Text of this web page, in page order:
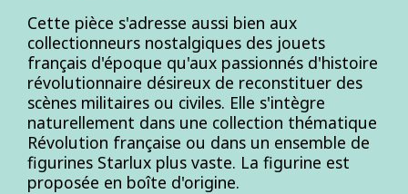
Cette pièce s'adresse aussi bien aux
collectionneurs nostalgiques des jouets
français d'époque qu'aux passionnés d'histoire
révolutionnaire désireux de reconstituer des
scènes militaires ou civiles. Elle s'intègre
naturellement dans une collection thématique
Révolution française ou dans un ensemble de
figurines Starlux plus vaste. La figurine est
proposée en boîte d'origine.